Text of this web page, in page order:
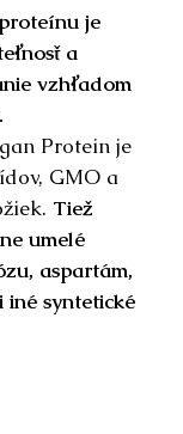
je
a
vzhľadom
Protein je
GMO a
Tiež
umelé
aspartám,
iné syntetické